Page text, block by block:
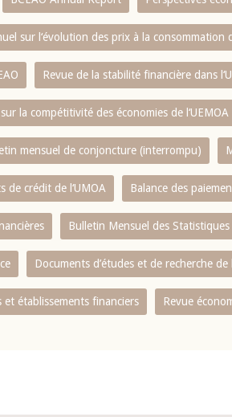
sur l‘évolution des prix à la consommation
Revue de la stabilité financière dans
la compétitivité des économies de l‘UEMOA
mensuel de conjoncture (interrompu)
de crédit de l‘UMOA Balance des
Bulletin Mensuel des Statistiques
Documents d’études et de recherche de
établissements financiers Revue